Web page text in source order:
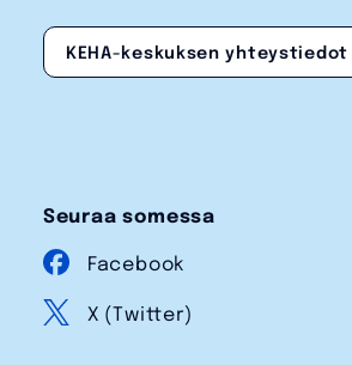
KEHA-keskuksen yhteystiedot
Seuraa somessa
Facebook
X (Twitter)